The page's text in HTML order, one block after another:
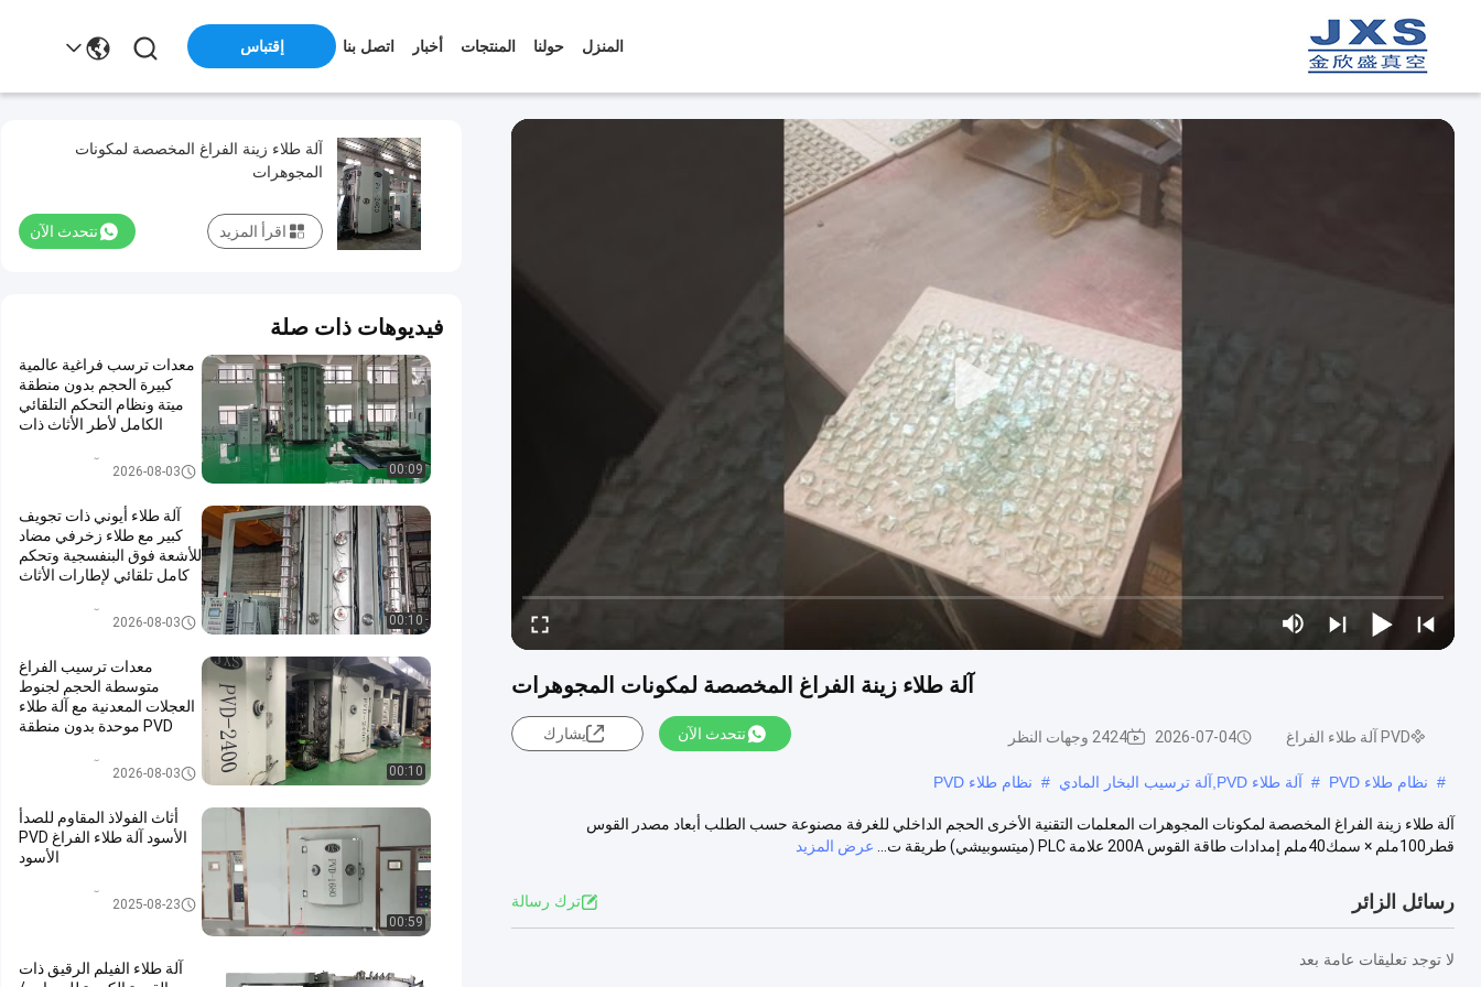
المنزل حولنا المنتجات أخبار اتصل بنا إقتباس
آلة طلاء زينة الفراغ المخصصة لمكونات المجوهرات
PVD آلة طلاء الفراغ 2026-07-04 2424 وجهات النظر نتحدث الآن يشارك
# نظام طلاء PVD # آلة طلاء PVD,آلة ترسيب البخار المادي # نظام طلاء PVD
آلة طلاء زينة الفراغ المخصصة لمكونات المجوهرات المعلمات التقنية الأخرى الحجم الداخلي للغرفة مصنوعة حسب الطلب أبعاد مصدر القوس
قطر100ملم × سمك40ملم إمدادات طاقة القوس 200A علامة PLC (ميتسوبيشي) طريقة ت...
عرض المزيد
رسائل الزائر ترك رسالة
لا توجد تعليقات عامة بعد
آلة طلاء زينة الفراغ المخصصة لمكونات
المجوهرات
نتحدث الآن اقرأ المزيد
فيديوهات ذات صلة
00:09
معدات ترسب فراغية عالمية
كبيرة الحجم بدون منطقة
ميتة ونظام التحكم التلقائي
الكامل لأطر الأثاث ذات
PVD آلة طلاء الفراغ
2026-08-03
00:10
آلة طلاء أيوني ذات تجويف
كبير مع طلاء زخرفي مضاد
للأشعة فوق البنفسجية وتحكم
كامل تلقائي لإطارات الأثاث
PVD آلة طلاء الفراغ
2026-08-03
00:10
معدات ترسيب الفراغ
متوسطة الحجم لجنوط
العجلات المعدنية مع آلة طلاء
PVD موحدة بدون منطقة
PVD آلة طلاء الفراغ
2026-08-03
00:59
أثاث الفولاذ المقاوم للصدأ
الأسود آلة طلاء الفراغ PVD
الأسود
PVD آلة طلاء الفراغ
2025-08-23
آلة طلاء الفيلم الرقيق ذات